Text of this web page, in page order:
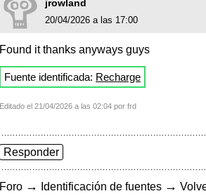
jrowland
20/04/2026 a las 17:00
Found it thanks anyways guys
Fuente identificada: Recharge
Editado el 21/04/2026 a las 02:04 por frd
Responder
Foro → Identificación de fuentes →